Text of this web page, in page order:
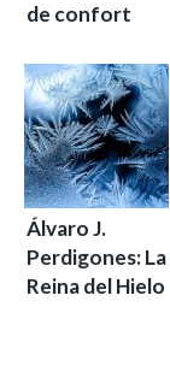
de confort
Álvaro J.
Perdigones: La
Reina del Hielo